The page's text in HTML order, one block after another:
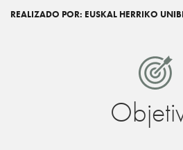
REALIZADO POR: EUSKAL HERRIKO